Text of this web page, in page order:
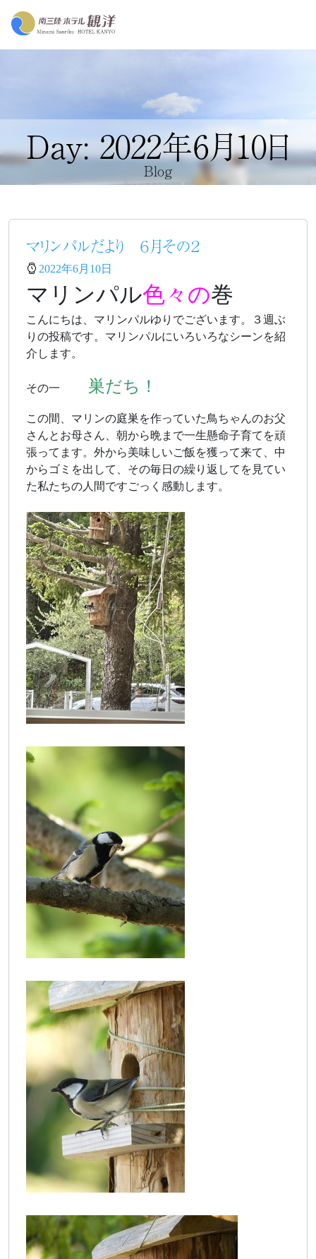
Day: 2022年6月10日
Blog
マリンパルだより ６月その２
2022年6月10日
マリンパル色々の巻
こんにちは、マリンパルゆりでございます。３週ぶ
りの投稿です。マリンパルにいろいろなシーンを紹
介します。
その一 巣だち！
この間、マリンの庭巣を作っていた鳥ちゃんのお父
さんとお母さん、朝から晩まで一生懸命子育てを頑
張ってます。外から美味しいご飯を獲って来て、中
からゴミを出して、その毎日の繰り返してを見てい
た私たちの人間ですごっく感動します。